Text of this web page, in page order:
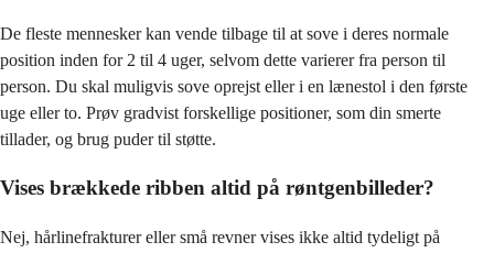
De fleste mennesker kan vende tilbage til at sove i deres normale
position inden for 2 til 4 uger, selvom dette varierer fra person til
person. Du skal muligvis sove oprejst eller i en lænestol i den første
uge eller to. Prøv gradvist forskellige positioner, som din smerte
tillader, og brug puder til støtte.
Vises brækkede ribben altid på røntgenbilleder?
Nej, hårlinefrakturer eller små revner vises ikke altid tydeligt på